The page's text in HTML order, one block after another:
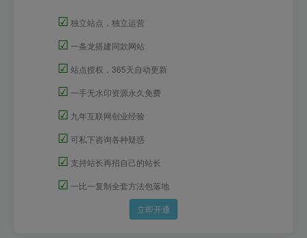
☑ 独立站点，独立运营
☑ 一条龙搭建同款网站
☑ 站点授权，365天自动更新
☑ 一手无水印资源永久免费
☑ 九年互联网创业经验
☑ 可私下咨询各种疑惑
☑ 支持站长再招自己的站长
☑ 一比一复制全套方法包落地
立即开通